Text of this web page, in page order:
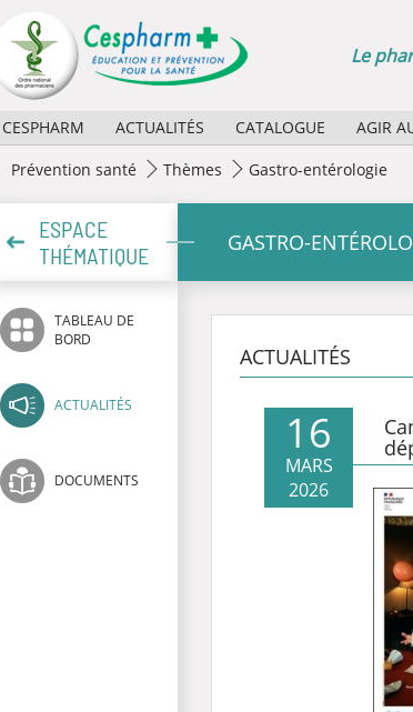
Le
CESPHARM
Missions
Règlement et composition
Historique
ACTUALITÉS
2026
2024
CATALOGUE
AGIR
La
Prévention santé Thèmes Gastro-entérologie
ESPACE
THÉMATIQUE
GASTRO-
TABLEAU DE
BORD
ACTUALITÉS
DOCUMENTS
ACTUALITÉS
16
MARS
2026